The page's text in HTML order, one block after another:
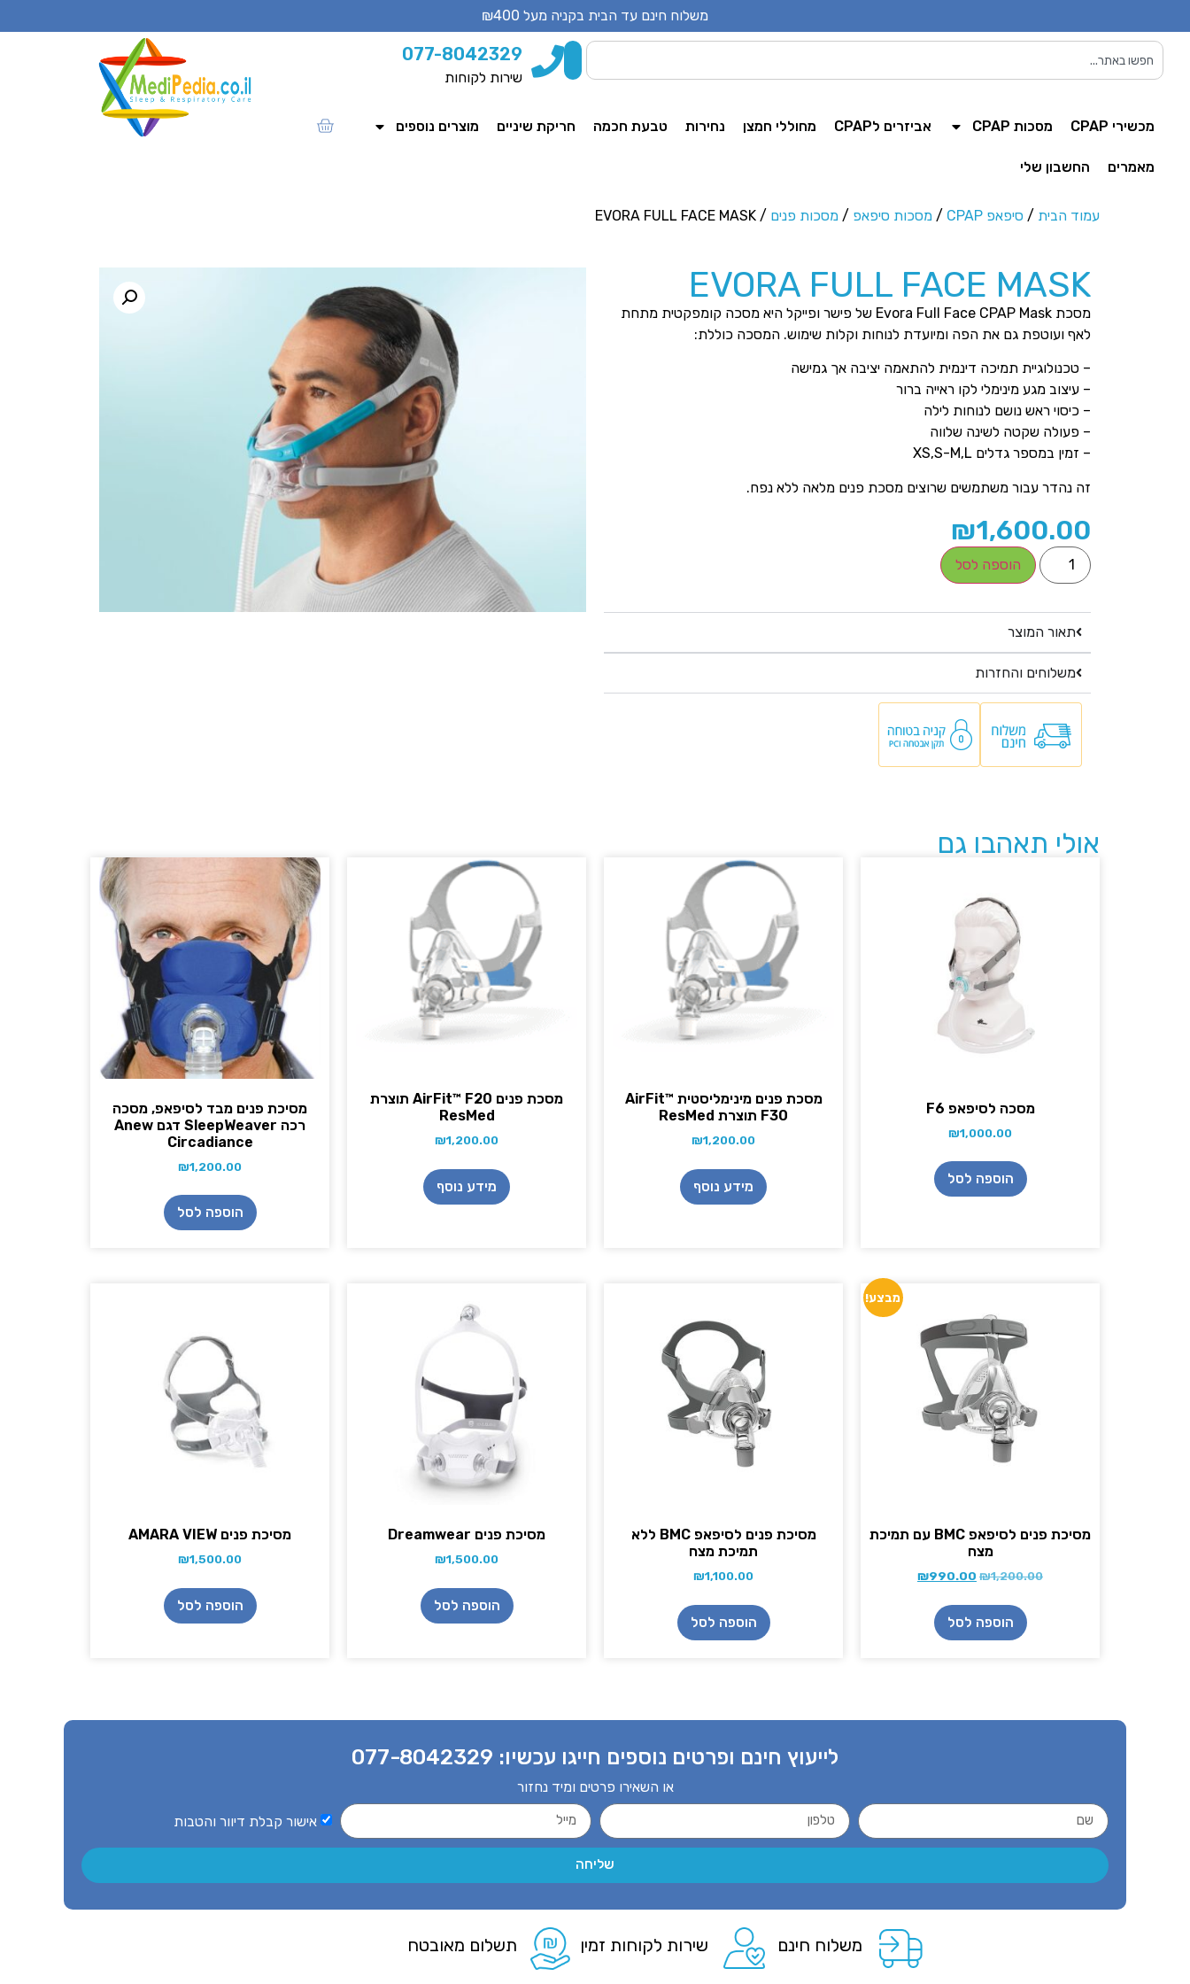
משלוח חינם עד הבית בקניה מעל ₪400
077-8042329
שירות לקוחות
מכשירי CPAP מסכות CPAP אביזרים לCPAP מחוללי חמצן נחירות טבעת חכמה חריקת שיניים מוצרים נוספים
מאמרים החשבון שלי
עמוד הבית / סיפאפ CPAP / מסכות סיפאפ / מסכות פנים / EVORA FULL FACE MASK
EVORA FULL FACE MASK
מסכת Evora Full Face CPAP Mask של פישר ופייקל היא מסכה קומפקטית מתחת
לאף ועוטפת גם את הפה ומיועדת לנוחות וקלות שימוש. המסכה כוללת:
– טכנולוגיית תמיכה דינמית להתאמה יציבה אך גמישה
– עיצוב מגע מינימלי לקו ראייה ברור
– כיסוי ראש נושם לנוחות לילה
– פעולה שקטה לשינה שלווה
– זמין במספר גדלים XS,S-M,L
זה נהדר עבור משתמשים שרוצים מסכת פנים מלאה ללא נפח.
₪1,600.00
הוספה לסל
תאור המוצר
משלוחים והחזרות
אולי תאהבו גם
מסכה לסיפאפ F6
₪1,000.00
הוספה לסל
מסכת פנים מינימליסטית AirFit™
F30 תוצרת ResMed
₪1,200.00
מידע נוסף
מסכת פנים AirFit™ F20 תוצרת
ResMed
₪1,200.00
מידע נוסף
מסיכת פנים מבד לסיפאפ, מסכה
רכה SleepWeaver דגם Anew
Circadiance
₪1,200.00
הוספה לסל
מבצע!
מסיכת פנים לסיפאפ BMC עם תמיכת
מצח
₪1,200.00
₪990.00
הוספה לסל
מסיכת פנים לסיפאפ BMC ללא
תמיכת מצח
₪1,100.00
הוספה לסל
מסיכת פנים Dreamwear
₪1,500.00
הוספה לסל
מסיכת פנים AMARA VIEW
₪1,500.00
הוספה לסל
לייעוץ חינם ופרטים נוספים חייגו עכשיו: 077-8042329
או השאירו פרטים ומיד נחזור
אישור קבלת דיוור והטבות
שליחה
משלוח חינם שירות לקוחות זמין תשלום מאובטח